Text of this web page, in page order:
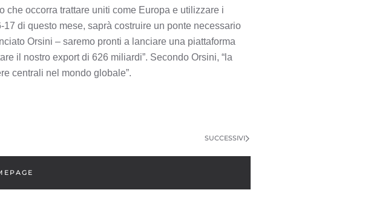
occorra trattare uniti come Europa e utilizzare i
di questo mese, saprà costruire un ponte necessario
Orsini – saremo pronti a lanciare una piattaforma
il nostro export di 626 miliardi”. Secondo Orsini, “la
centrali nel mondo globale”.
SUCCESSIVI